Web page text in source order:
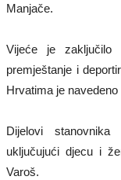
Manjače.
Vijeće je zaključilo
premještanje i
Hrvatima je
Dijelovi
uključujući djecu i
Varoš.